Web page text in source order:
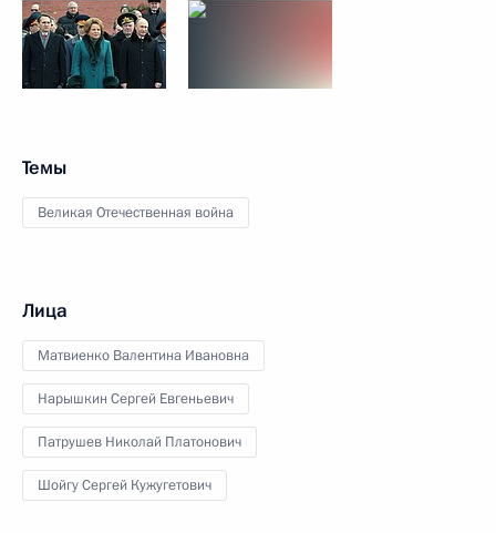
Темы
Великая Отечественная война
Лица
Матвиенко Валентина Ивановна
Нарышкин Сергей Евгеньевич
Патрушев Николай Платонович
Шойгу Сергей Кужугетович